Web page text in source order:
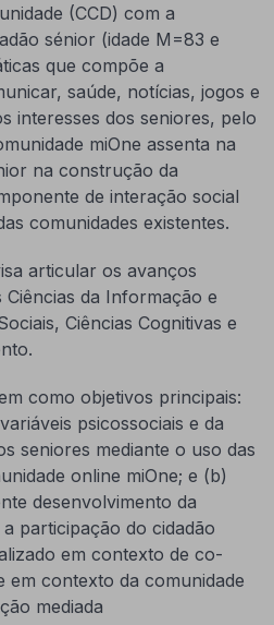
(CCD) com a
sénior (idade M=83 e
que compõe a
saúde, notícias, jogos e
interesses dos seniores, pelo
miOne assenta na
na construção da
de interação social
comunidades existentes.
articular os avanços
da Informação e
Ciências Cognitivas e
como objetivos principais:
psicossociais e da
seniores mediante o uso das
online miOne; e (b)
desenvolvimento da
participação do cidadão
em contexto de co-
contexto da comunidade
mediada